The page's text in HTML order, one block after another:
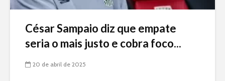
César Sampaio diz que empate
seria o mais justo e cobra foco...
20 de abril de 2025